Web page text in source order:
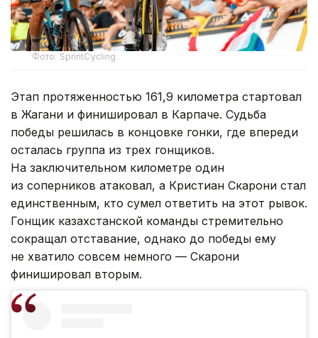
Фото: SprintCycling
Этап протяженностью 161,9 километра стартовал
в Жагани и финишировал в Карпаче. Судьба
победы решилась в концовке гонки, где впереди
осталась группа из трех гонщиков.
На заключительном километре один
из соперников атаковал, а Кристиан Скарони стал
единственным, кто сумел ответить на этот рывок.
Гонщик казахстанской команды стремительно
сокращал отставание, однако до победы ему
не хватило совсем немного — Скарони
финишировал вторым.